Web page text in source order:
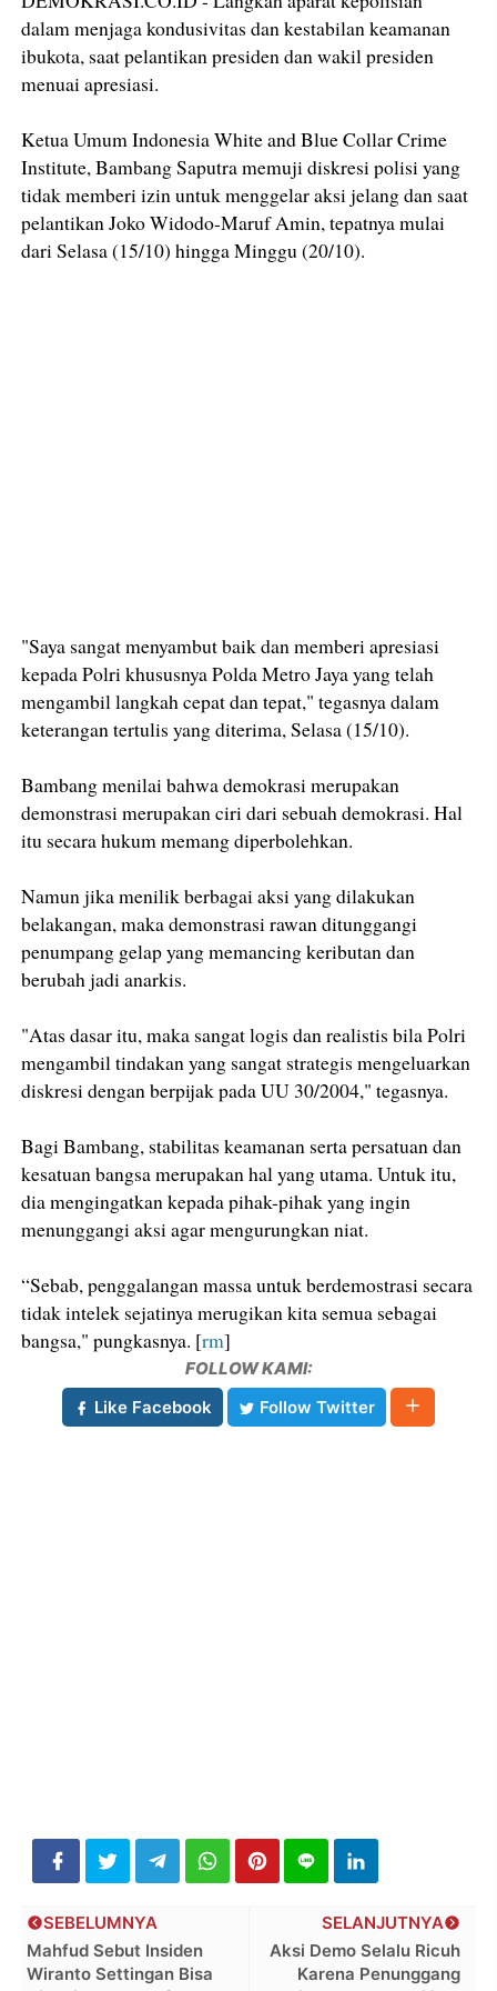
dalam menjaga kondusivitas dan kestabilan keamanan
ibukota, saat pelantikan presiden dan wakil presiden
menuai apresiasi.
Ketua Umum Indonesia White and Blue Collar Crime
Institute, Bambang Saputra memuji diskresi polisi yang
tidak memberi izin untuk menggelar aksi jelang dan saat
pelantikan Joko Widodo-Maruf Amin, tepatnya mulai
dari Selasa (15/10) hingga Minggu (20/10).
"Saya sangat menyambut baik dan memberi apresiasi
kepada Polri khususnya Polda Metro Jaya yang telah
mengambil langkah cepat dan tepat," tegasnya dalam
keterangan tertulis yang diterima, Selasa (15/10).
Bambang menilai bahwa demokrasi merupakan
demonstrasi merupakan ciri dari sebuah demokrasi. Hal
itu secara hukum memang diperbolehkan.
Namun jika menilik berbagai aksi yang dilakukan
belakangan, maka demonstrasi rawan ditunggangi
penumpang gelap yang memancing keributan dan
berubah jadi anarkis.
"Atas dasar itu, maka sangat logis dan realistis bila Polri
mengambil tindakan yang sangat strategis mengeluarkan
diskresi dengan berpijak pada UU 30/2004," tegasnya.
Bagi Bambang, stabilitas keamanan serta persatuan dan
kesatuan bangsa merupakan hal yang utama. Untuk itu,
dia mengingatkan kepada pihak-pihak yang ingin
menunggangi aksi agar mengurungkan niat.
“Sebab, penggalangan massa untuk berdemostrasi secara
tidak intelek sejatinya merugikan kita semua sebagai
bangsa," pungkasnya. [rm]
FOLLOW KAMI:
Like Facebook
Follow Twitter
SELANJUTNYA
Aksi Demo Selalu Ricuh
Karena Penunggang
SEBELUMNYA
Mahfud Sebut Insiden
Wiranto Settingan Bisa